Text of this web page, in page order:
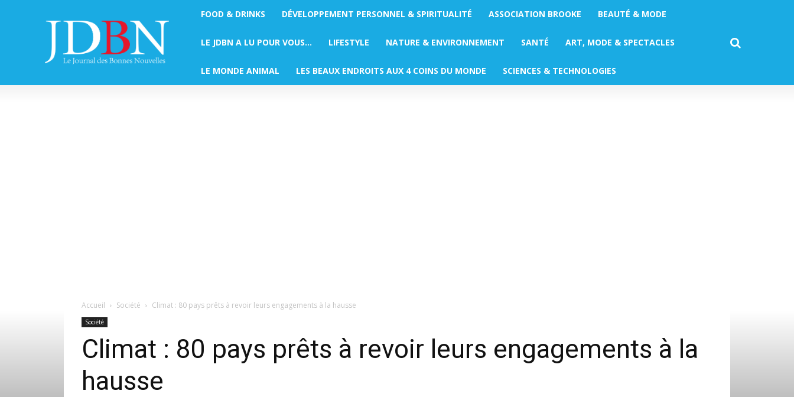
FOOD & DRINKS DÉVELOPPEMENT PERSONNEL & SPIRITUALITÉ ASSOCIATION BROOKE BEAUTÉ & MODE
LE JDBN A LU POUR VOUS… LIFESTYLE NATURE & ENVIRONNEMENT SANTÉ ART, MODE & SPECTACLES
LE MONDE ANIMAL LES BEAUX ENDROITS AUX 4 COINS DU MONDE SCIENCES & TECHNOLOGIES
Accueil Société Climat : 80 pays prêts à revoir leurs engagements à la hausse
Société
Climat : 80 pays prêts à revoir leurs engagements à la
hausse